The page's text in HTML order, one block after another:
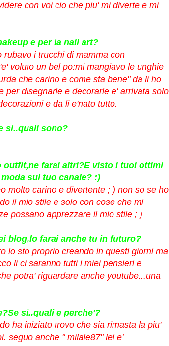
con voi cio che piu' mi diverte e mi
e per la nail art?
i trucchi di mamma con
voluto un bel po:mi mangiavo le unghie
che carino e come sta bene" da li ho
per disegnarle e decorarle e' arrivata solo
e da li e'nato tutto.
si..quali sono?
farai altri?E visto i tuoi ottimi
sul tuo canale? :)
molto carino e divertente ; ) non so se ho
il mio stile e solo con cose che mi
possano apprezzare il mio stile ; )
blog,lo farai anche tu in futuro?
lo sto proprio creando in questi giorni ma
li ci saranno tutti i miei pensieri e
potra' riguardare anche youtube...una
si..quali e perche'?
ha iniziato trovo che sia rimasta la piu'
seguo anche " milale87" lei e'